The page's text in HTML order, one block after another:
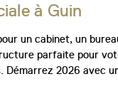
à Guin
un cabinet, un
parfaite pour
Démarrez 2026 avec